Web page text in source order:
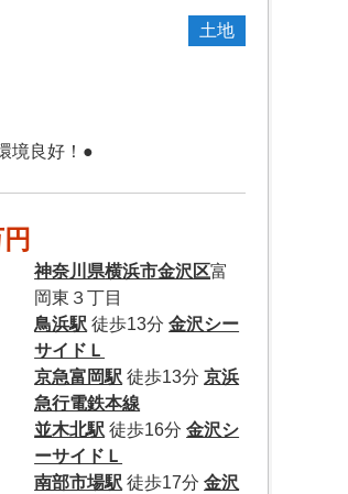
土地
境良好！●
神奈川県横浜市金沢区富
岡東３丁目
鳥浜駅 徒歩13分金沢シー
サイドＬ
京急富岡駅 徒歩13分京浜
急行電鉄本線
並木北駅 徒歩16分金沢シ
ーサイドＬ
南部市場駅 徒歩17分金沢